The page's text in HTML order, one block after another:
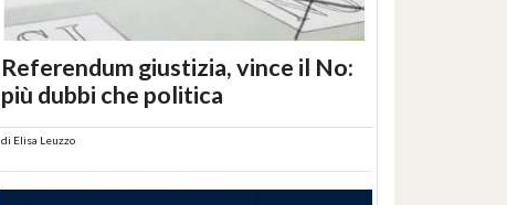
Referendum giustizia, vince il No:
più dubbi che politica
di Elisa Leuzzo